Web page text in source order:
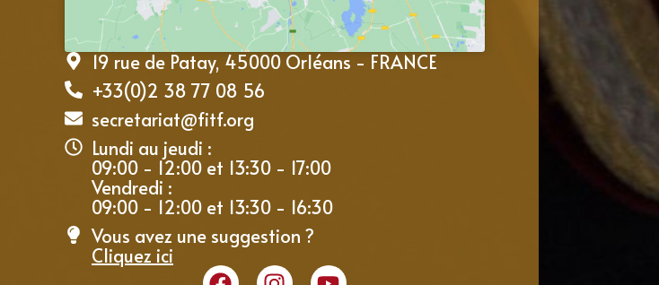
19 rue de Patay, 45000 Orléans - FRANCE
+33(0)2 38 77 08 56
secretariat@fitf.org
Lundi au jeudi :
09:00 - 12:00 et 13:30 - 17:00
Vendredi :
09:00 - 12:00 et 13:30 - 16:30
Vous avez une suggestion ?
Cliquez ici